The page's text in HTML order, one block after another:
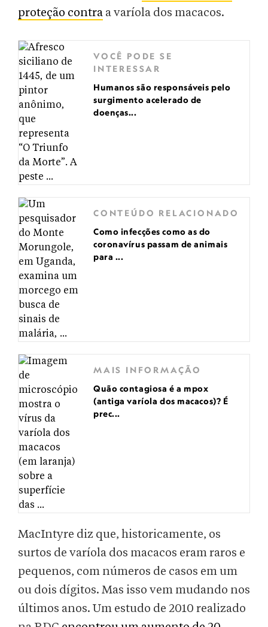
proteção contra a varíola dos macacos.
VOCÊ PODE SE
INTERESSAR
Humanos são responsáveis pelo
surgimento acelerado de
doenças...
CONTEÚDO RELACIONADO
Como infecções como as do
coronavírus passam de animais
para ...
MAIS INFORMAÇÃO
Quão contagiosa é a mpox
(antiga varíola dos macacos)? É
prec...
MacIntyre diz que, historicamente, os
surtos de varíola dos macacos eram raros e
pequenos, com números de casos em um
ou dois dígitos. Mas isso vem mudando nos
últimos anos. Um estudo de 2010 realizado